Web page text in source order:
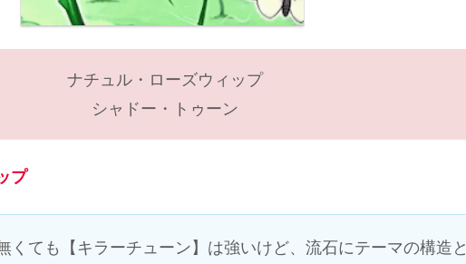
ナチュル・ローズウィップ
シャドー・トゥーン
プ
くても【キラーチューン】は強いけど、流石にテーマの構造と